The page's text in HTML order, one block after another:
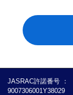
JASRAC許諾番号 ：
9007306001Y38029